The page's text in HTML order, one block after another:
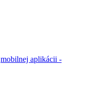
mobilnej aplikácii -